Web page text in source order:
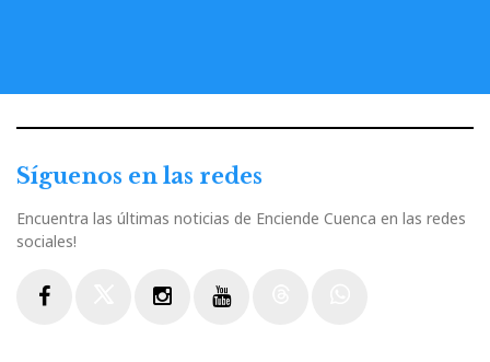
Síguenos en las redes
Encuentra las últimas noticias de Enciende Cuenca en las redes
sociales!